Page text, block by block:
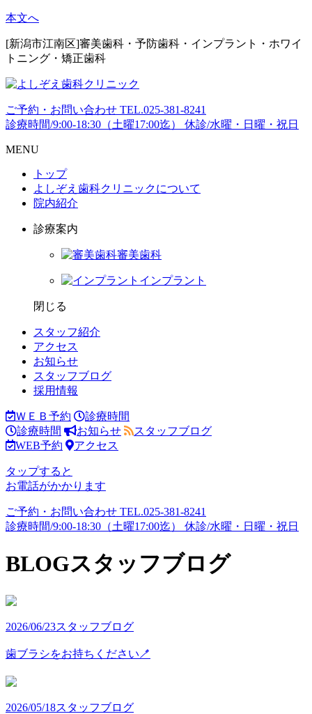
本文へ
[新潟市江南区]審美歯科・予防歯科・インプラント・ホワイ
トニング・矯正歯科
ご予約・お問い合わせ TEL.025-381-8241
診療時間/9:00-18:30（土曜17:00迄）
休診/水曜・日曜・祝日
MENU
トップ
よしぞえ歯科クリニックについて
院内紹介
診療案内
審美歯科
インプラント
閉じる
スタッフ紹介
アクセス
お知らせ
スタッフブログ
採用情報
ＷＥＢ予約
診療時間
診療時間
お知らせ
スタッフブログ
WEB予約
アクセス
タップすると
お電話がかかります
ご予約・お問い合わせ TEL.025-381-8241
診療時間/9:00-18:30（土曜17:00迄）
休診/水曜・日曜・祝日
BLOGスタッフブログ
2026/06/23スタッフブログ
歯ブラシをお持ちください🪥
2026/05/18スタッフブログ